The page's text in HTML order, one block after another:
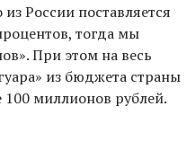
из России поставляется
тогда мы
При этом на весь
из бюджета страны
миллионов рублей.